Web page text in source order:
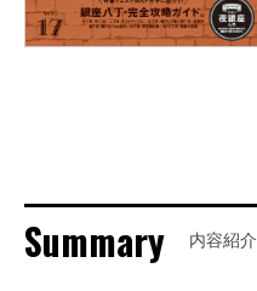
Summary 内容紹介